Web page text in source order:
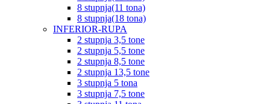
8 stupnja(11 tona)
8 stupnja(18 tona)
INFERIOR-RUPA
2 stupnja 3,5 tone
2 stupnja 5,5 tone
2 stupnja 8,5 tone
2 stupnja 13,5 tone
3 stupnja 5 tona
3 stupnja 7,5 tone